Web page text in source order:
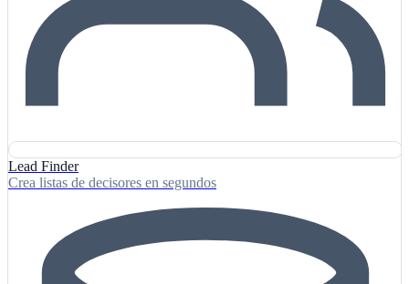
Lead Finder
Crea listas de decisores en segundos